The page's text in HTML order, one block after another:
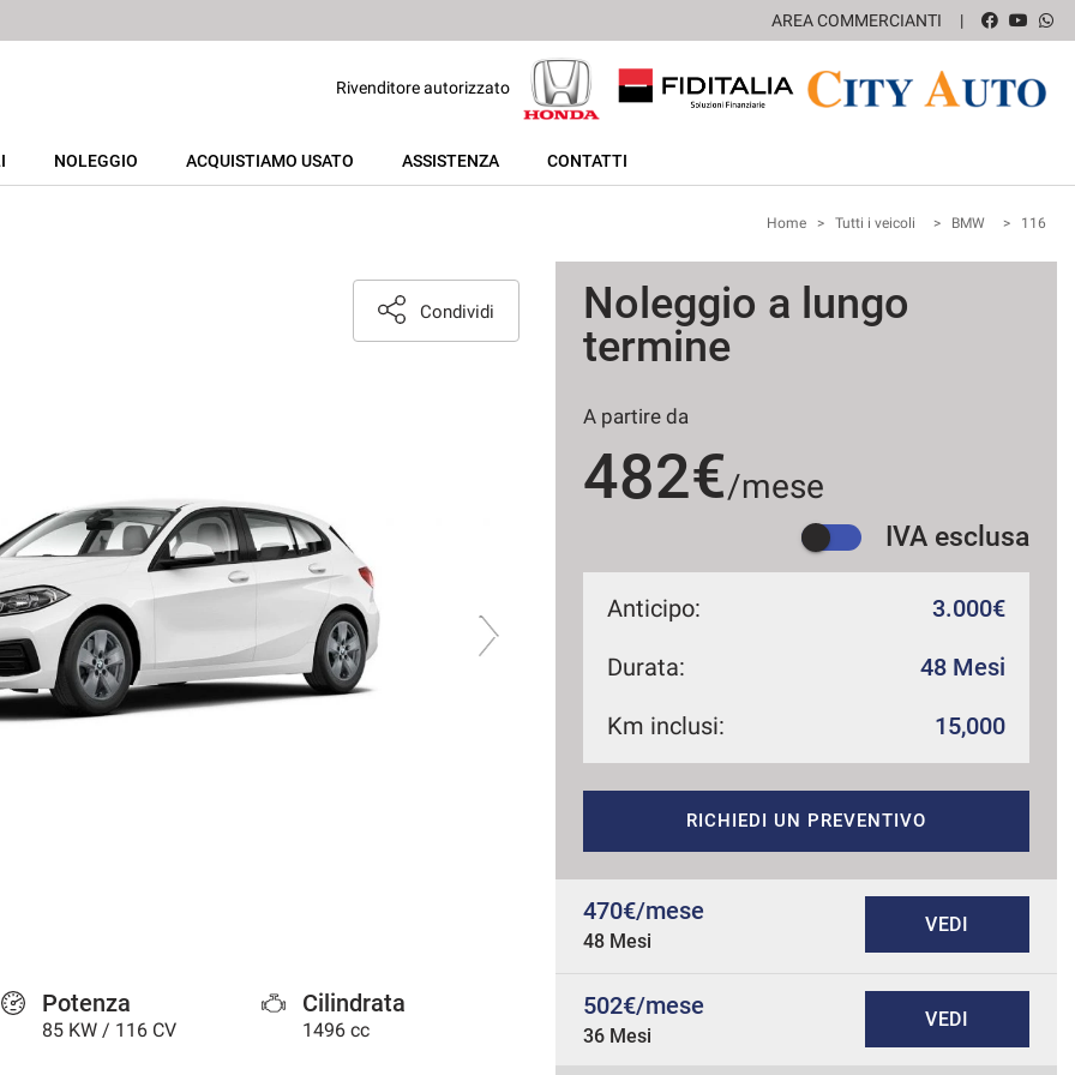
AREA COMMERCIANTI
Rivenditore autorizzato
NOLEGGIO ACQUISTIAMO USATO ASSISTENZA CONTATTI
Home > Tutti i veicoli > BMW > 116
Condividi
Potenza
85 KW / 116 CV
Cilindrata
1496 cc
Noleggio a lungo
termine
A partire da
482€/mese
IVA esclusa
Anticipo: 3.000€
Durata: 48 Mesi
Km inclusi: 15,000
RICHIEDI UN PREVENTIVO
470€/mese
48 Mesi
VEDI
502€/mese
36 Mesi
VEDI